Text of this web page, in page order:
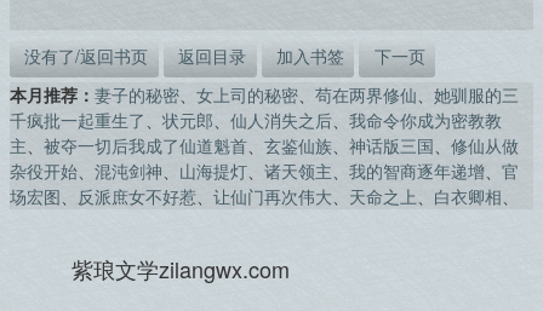
没有了/返回书页 返回目录 加入书签
下一页
本月推荐： 妻子的秘密 女上司的秘密 苟在两界修仙
她驯服的三
千疯批一起重生了
状元郎 仙人消失之后
我命令你成为密教教
主
被夺一切后我成了仙道魁首 玄鉴仙族 神话版三国
修仙从做
杂役开始
混沌剑神 山海提灯 诸天领主 我的智商逐年递增
官
场宏图
反派庶女不好惹 让仙门再次伟大 天命之上 白衣卿相
紫琅文学zilangwx.com